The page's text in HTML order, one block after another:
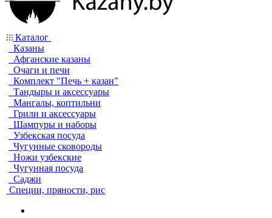
Каталог
Казаны
Афганские казаны
Очаги и печи
Комплект "Печь + казан"
Тандыры и аксессуары
Мангалы, коптильни
Грили и аксессуары
Шампуры и наборы
Узбекская посуда
Чугунные сковороды
Ножи узбекские
Чугунная посуда
Саджи
Специи, пряности, рис